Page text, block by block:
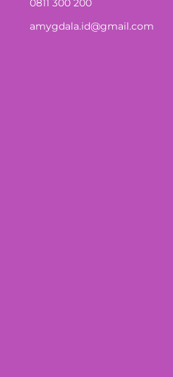
0811 300 200
amygdala.id@gmail.com